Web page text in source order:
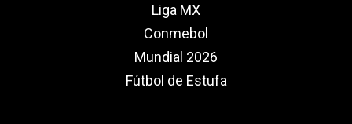
Liga MX
Conmebol
Mundial 2026
Fútbol de Estufa